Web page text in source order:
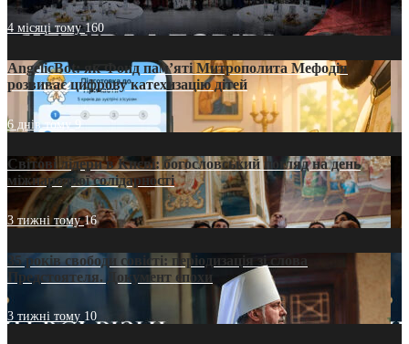
4 місяці тому160
AngelicBot: як Фонд пам’яті Митрополита Мефодія
розвиває цифрову катехизацію дітей
6 днів тому9
Світові лідери в Києві: богословський погляд на день
міжнародної солідарності
3 тижні тому16
35 років свободи совісті: періодизація зі слова
Предстоятеля. Документ епохи
3 тижні тому 10